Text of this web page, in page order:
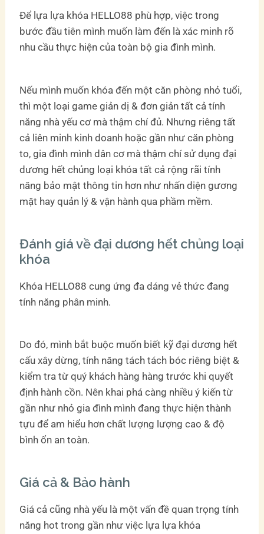
Để lựa lựa khóa HELLO88 phù hợp, việc trong
bước đầu tiên mình muốn làm đến là xác minh rõ
nhu cầu thực hiện của toàn bộ gia đình mình.
Nếu mình muốn khóa đến một căn phòng nhỏ tuổi,
thì một loại game giản dị & đơn giản tất cả tính
năng nhà yếu cơ mà thậm chí đủ. Nhưng riêng tất
cả liên minh kinh doanh hoặc gần như căn phòng
to, gia đình mình dân cơ mà thậm chí sử dụng đại
dương hết chủng loại khóa tất cả rộng rãi tính
năng bảo mật thông tin hơn như nhấn diện gương
mặt hay quản lý & vận hành qua phầm mềm.
Đánh giá về đại dương hết chủng loại
khóa
Khóa HELLO88 cung ứng đa dáng vẻ thức đang
tính năng phân minh.
Do đó, mình bắt buộc muốn biết kỹ đại dương hết
cấu xây dừng, tính năng tách tách bóc riêng biệt &
kiểm tra từ quý khách hàng hàng trước khi quyết
định hành cồn. Nên khai phá càng nhiều ý kiến từ
gần như nhỏ gia đình mình đang thực hiện thành
tựu để am hiểu hơn chất lượng lượng cao & độ
bình ổn an toàn.
Giá cả & Bảo hành
Giá cả cũng nhà yếu là một vấn đề quan trọng tính
năng hot trong gần như việc lựa lựa khóa